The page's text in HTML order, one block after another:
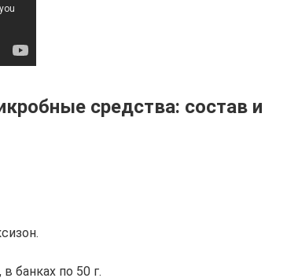
средства: состав и
банках по 50 г.